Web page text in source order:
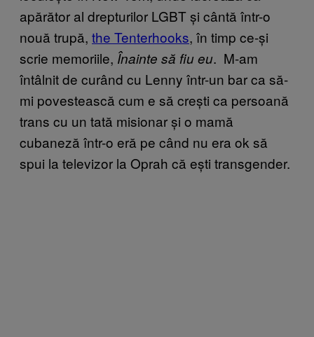
apărător al drepturilor LGBT și cântă într-o
nouă trupă, the Tenterhooks, în timp ce-și
scrie memoriile, Înainte să fiu eu. M-am
întâlnit de curând cu Lenny într-un bar ca să-
mi povestească cum e să crești ca persoană
trans cu un tată misionar și o mamă
cubaneză într-o eră pe când nu era ok să
spui la televizor la Oprah că ești transgender.